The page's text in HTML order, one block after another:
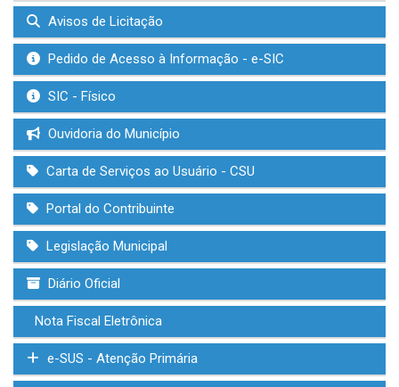
Avisos de Licitação
Pedido de Acesso à Informação - e-SIC
SIC - Físico
Ouvidoria do Município
Carta de Serviços ao Usuário - CSU
Portal do Contribuinte
Legislação Municipal
Diário Oficial
Nota Fiscal Eletrônica
e-SUS - Atenção Primária